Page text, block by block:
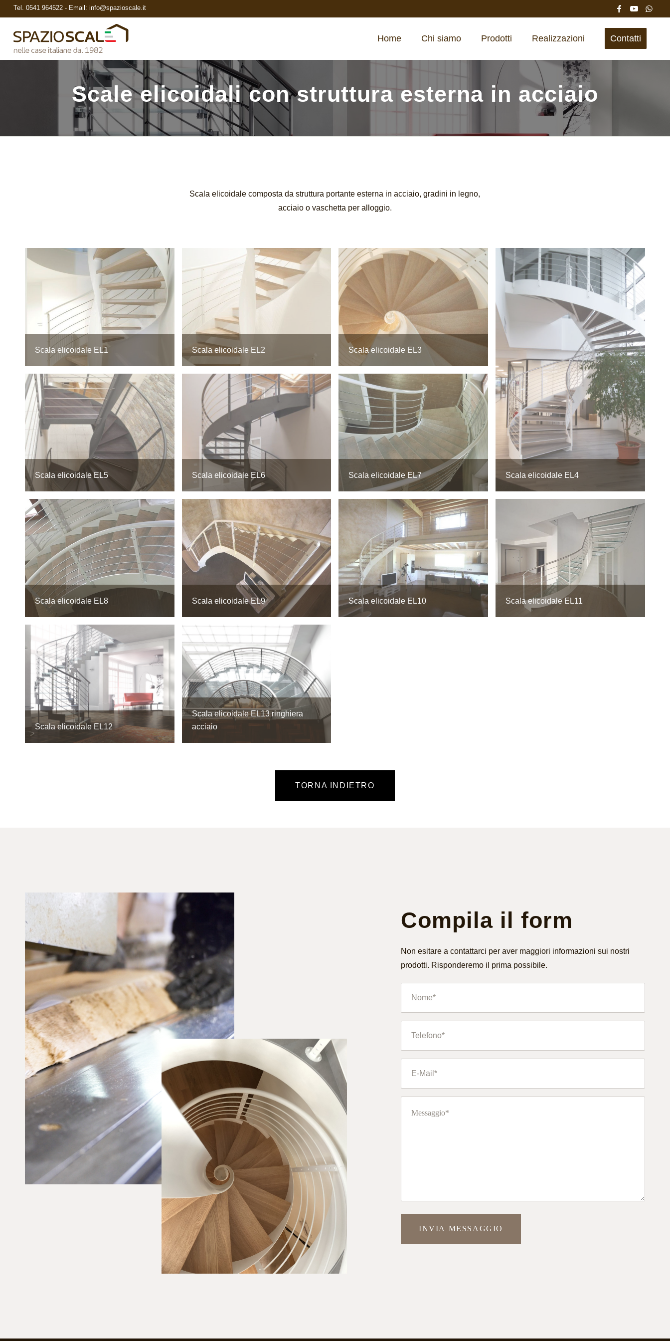
Tel. 0541 964522 - Email: info@spazioscale.it
Home Chi siamo Prodotti Realizzazioni Contatti
Scale elicoidali con struttura esterna in acciaio
Scala elicoidale composta da struttura portante esterna in acciaio, gradini in legno,
acciaio o vaschetta per alloggio.
Scala elicoidale EL1 Scala elicoidale EL2 Scala elicoidale EL3
Scala elicoidale EL4
Scala elicoidale EL5 Scala elicoidale EL6 Scala elicoidale EL7
Scala elicoidale EL8 Scala elicoidale EL9 Scala elicoidale EL10 Scala elicoidale EL11
Scala elicoidale EL12
Scala elicoidale EL13 ringhiera
acciaio
TORNA INDIETRO
Compila il form
Non esitare a contattarci per aver maggiori informazioni sui nostri
prodotti. Risponderemo il prima possibile.